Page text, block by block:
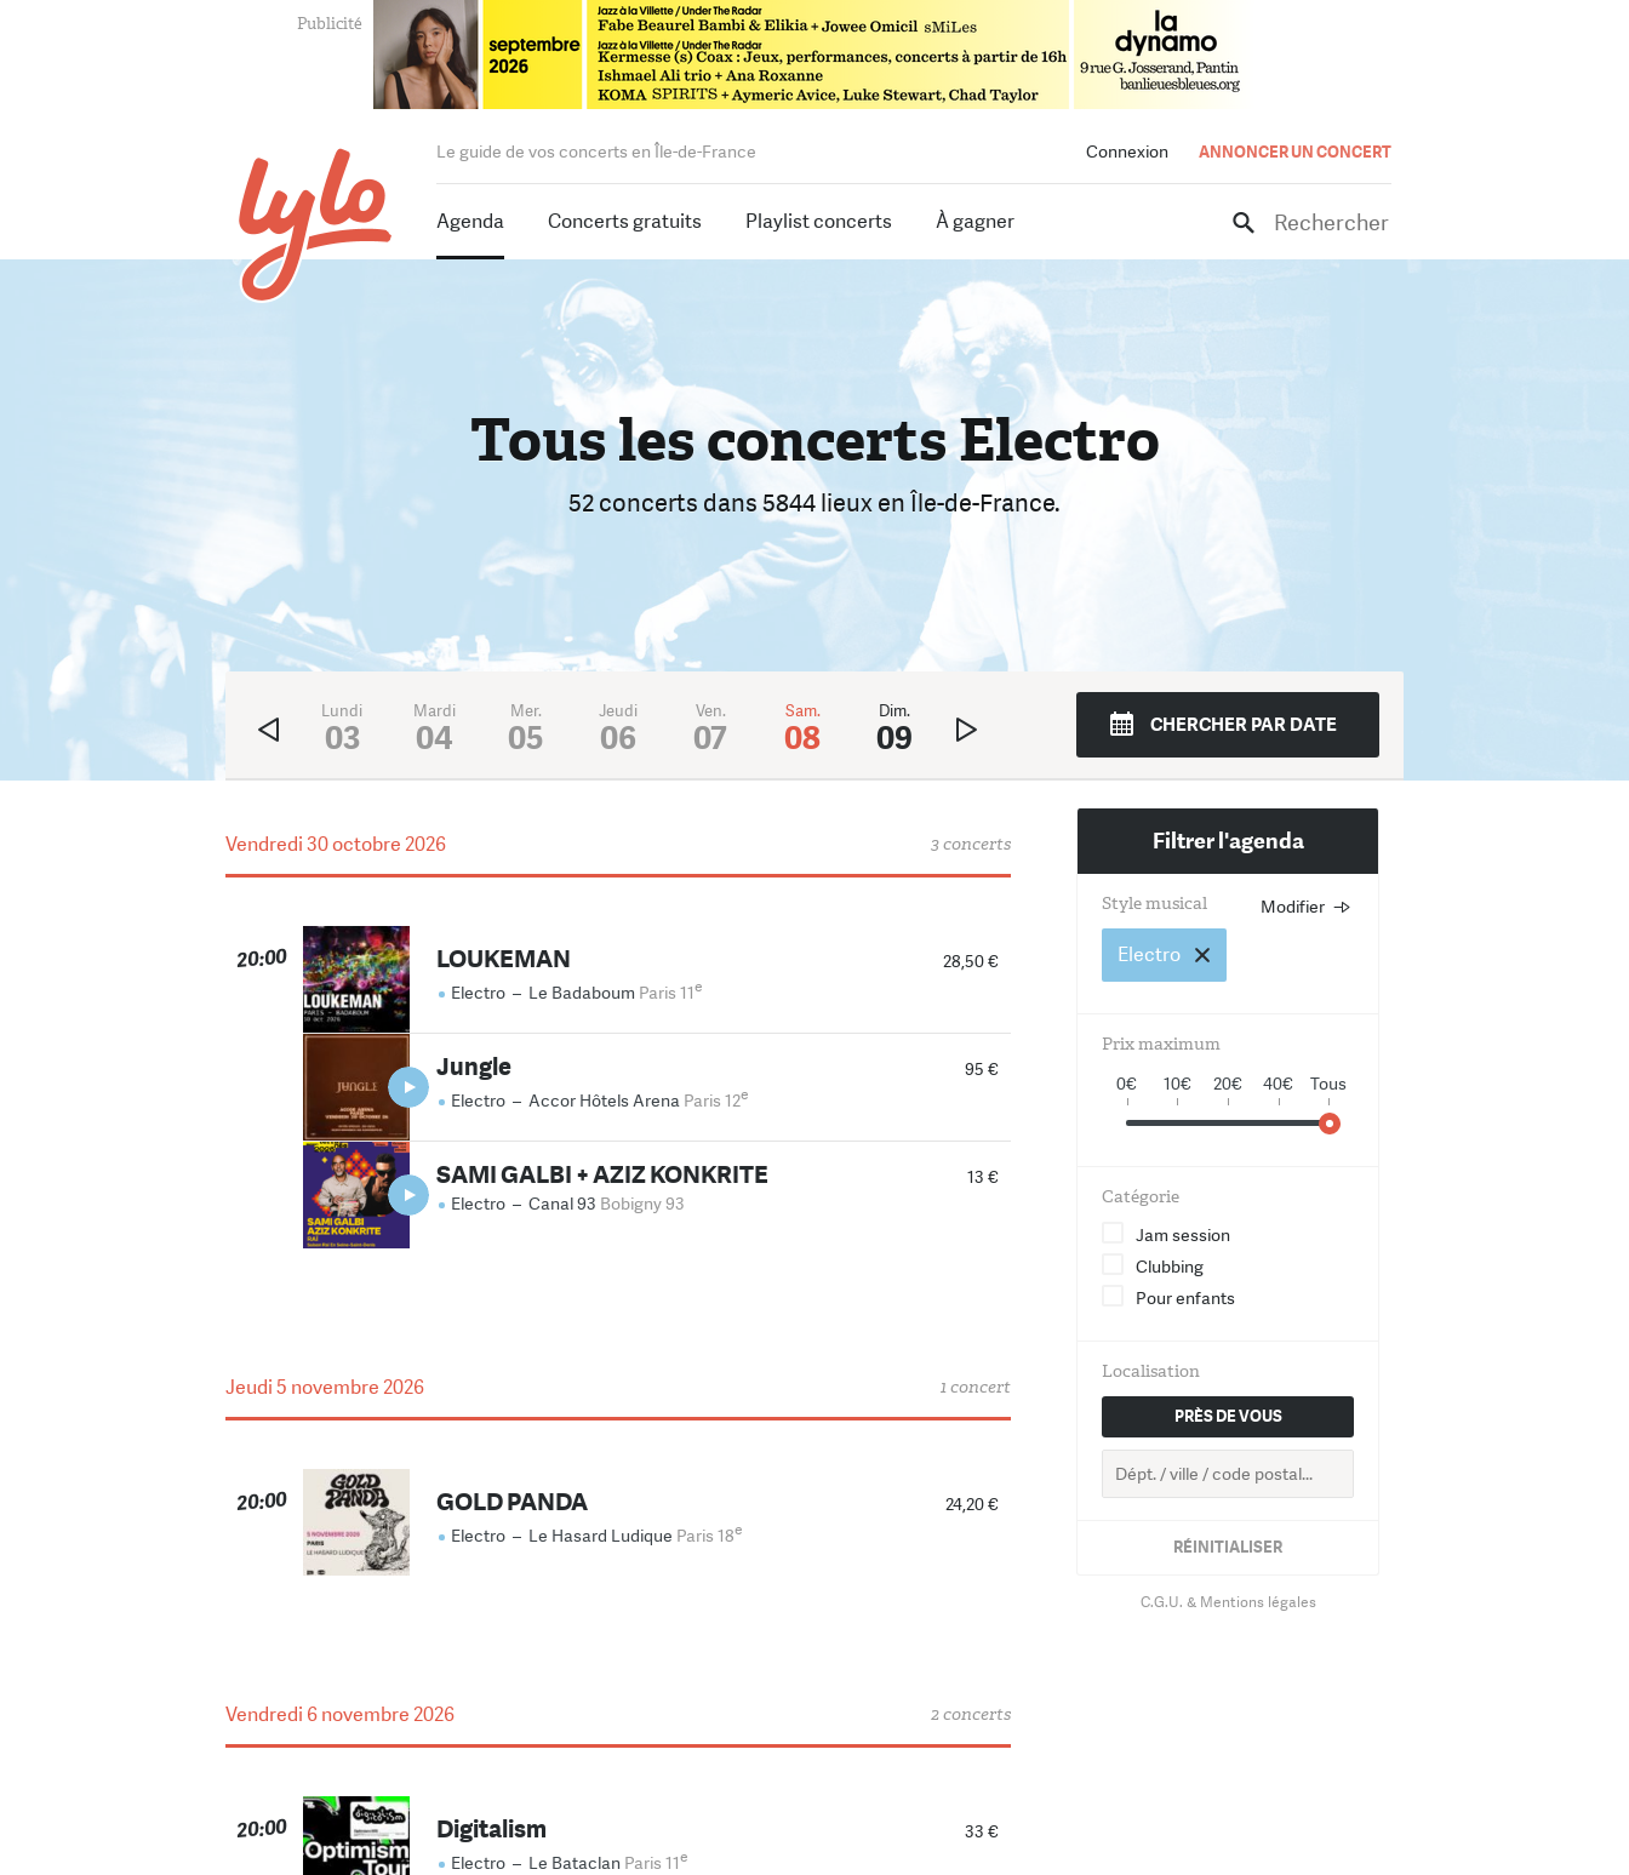
Connexion ANNONCER UN CONCERT
Le guide de vos concerts en Île-de-France
Agenda Concerts gratuits Playlist concerts À gagner Rechercher
Tous les concerts Electro
52 concerts dans 5844 lieuxen Île-de-France.
Trouvez le bon concert
Parmi 2009 concertsdans 5844 lieuxen Île-de-France.
Ven.
31 1
Lundi
03
Mardi
04
Mer.
05
Jeudi
06
Ven.
07
Sam.
08
Dim.
09 10 12 13
CHERCHER PAR DATE
Vendredi30 octobre 2026 3 concerts
20:00 28,50 €
LOUKEMAN
Electro – Le Badaboum Paris 11e
95 €
Jungle
Electro – Accor Hôtels Arena Paris 12e
13 €
SAMI GALBI + AZIZ KONKRITE
Electro – Canal 93 Bobigny 93
Jeudi5 novembre 2026 1 concert
20:00 24,20 €
GOLD PANDA
Electro – Le Hasard Ludique Paris 18e
Vendredi 6 novembre 2026 2 concerts
20:00 33 €
Digitalism
Electro – Le Bataclan Paris 11e
Filtrer l'agenda
Style musical Modifier
Electro
Prix maximum
0€ 10€ 20€ 40€ Tous
Catégorie
Jam session
Clubbing
Pour enfants
Localisation
PRÈS DE VOUS
RÉINITIALISER
C.G.U. & Mentions légales